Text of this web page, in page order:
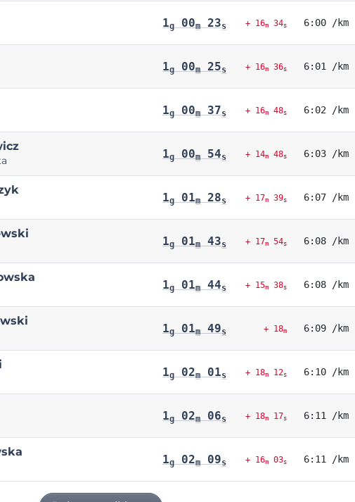
1g 00m 23s + 16m34s 6:00 /km
1g 00m 25s + 16m36s 6:01 /km
1g 00m 37s + 16m48s 6:02 /km
1g 00m 54s + 14m48s 6:03 /km
1g 01m 28s + 17m39s 6:07 /km
1g 01m 43s + 17m54s 6:08 /km
1g 01m 44s + 15m38s 6:08 /km
1g 01m 49s + 18m 6:09 /km
1g 02m 01s + 18m12s 6:10 /km
1g 02m 06s + 18m17s 6:11 /km
1g 02m 09s + 16m03s 6:11 /km